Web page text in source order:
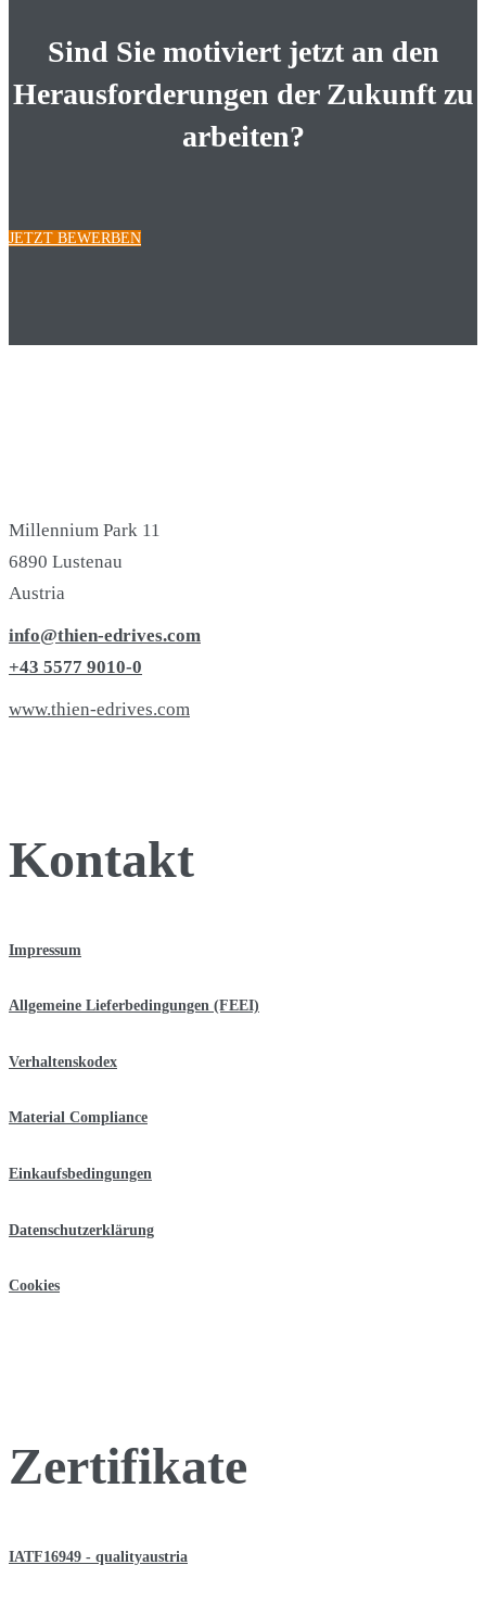
Sind Sie motiviert jetzt an den
Herausforderungen der Zukunft zu
arbeiten?
JETZT BEWERBEN
Millennium Park 11
6890 Lustenau
Austria
info@thien-edrives.com
+43 5577 9010-0
www.thien-edrives.com
Kontakt
Impressum
Allgemeine Lieferbedingungen (FEEI)
Verhaltenskodex
Material Compliance
Einkaufsbedingungen
Datenschutzerklärung
Cookies
Zertifikate
IATF16949 - qualityaustria